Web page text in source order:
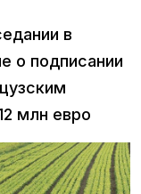
в
о подписании
млн евро